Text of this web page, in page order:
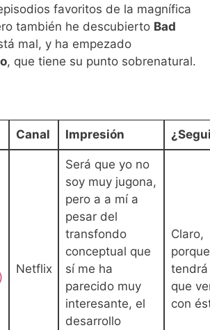
favoritos de la magnífica
también he descubierto Bad
mal, y ha empezado
, que tiene su punto sobrenatural.
Canal Impresión
Netflix
Será que yo no
soy muy jugona,
pero a a mí a
pesar del
transfondo
conceptual que
sí me ha
parecido muy
interesante, el
desarrollo
Claro,
tendrá
que
con